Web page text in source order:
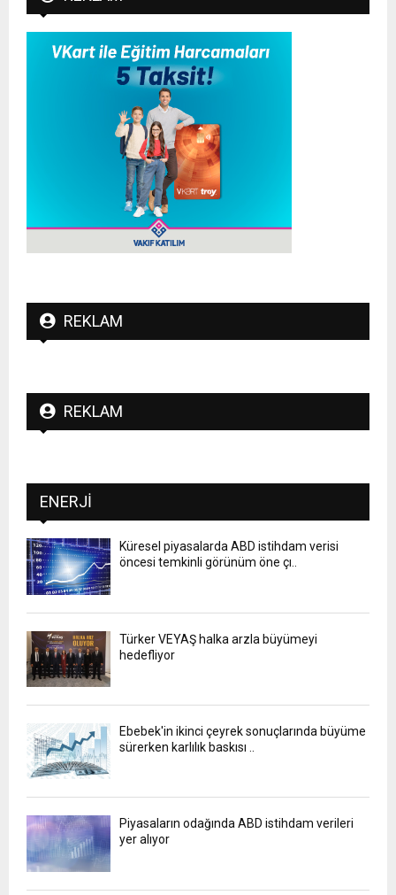
REKLAM
REKLAM
ENERJI
Küresel piyasalarda ABD istihdam verisi
öncesi temkinli görünüm öne çı..
Türker VEYAŞ halka arzla büyümeyi
hedefliyor
Ebebek'in ikinci çeyrek sonuçlarında büyüme
sürerken karlılık baskısı ..
Piyasaların odağında ABD istihdam verileri
yer alıyor